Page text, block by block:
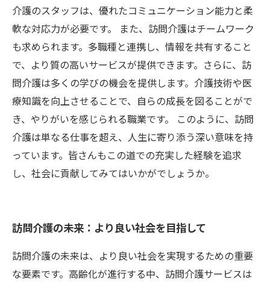
介護のスタッフは、優れたコミュニケーション能力と柔
軟な対応力が必要です。 また、訪問介護はチームワーク
も求められます。多職種と連携し、情報を共有すること
で、より質の高いサービスが提供できます。さらに、訪
問介護は多くの学びの機会を提供します。介護技術や医
療知識を向上させることで、自らの成長を図ることがで
き、やりがいを感じられる職業です。 このように、訪問
介護は単なる仕事を超え、人生に寄り添う深い意味を持
っています。皆さんもこの道での充実した経験を追求
し、社会に貢献してみてはいかがでしょうか。
訪問介護の未来：より良い社会を目指して
訪問介護の未来は、より良い社会を実現するための重要
な要素です。高齢化が進行する中、訪問介護サービスは